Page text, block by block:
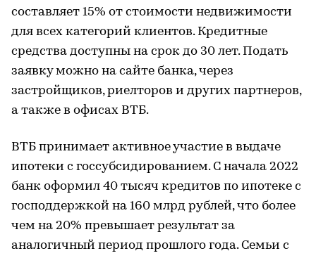
составляет 15% от стоимости недвижимости
для всех категорий клиентов. Кредитные
средства доступны на срок до 30 лет. Подать
заявку можно на сайте банка, через
застройщиков, риелторов и других партнеров,
а также в офисах ВТБ.
ВТБ принимает активное участие в выдаче
ипотеки с госсубсидированием. С начала 2022
банк оформил 40 тысяч кредитов по ипотеке с
господдержкой на 160 млрд рублей, что более
чем на 20% превышает результат за
аналогичный период прошлого года. Семьи с